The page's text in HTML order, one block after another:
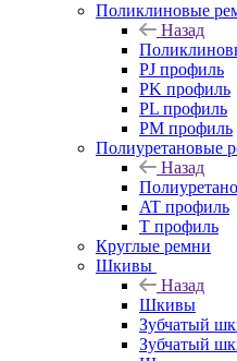
Поликлиновые
Назад
PJ профиль
PK профиль
PL профиль
PM профиль
Полиуретановые
Назад
AT профиль
T профиль
Круглые ремни
Шкивы
Назад
Шкивы
Зубчатый
Зубчатый